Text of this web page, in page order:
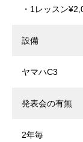
・1レッスン
設備
ヤマハC3
発表会の有無
2年毎